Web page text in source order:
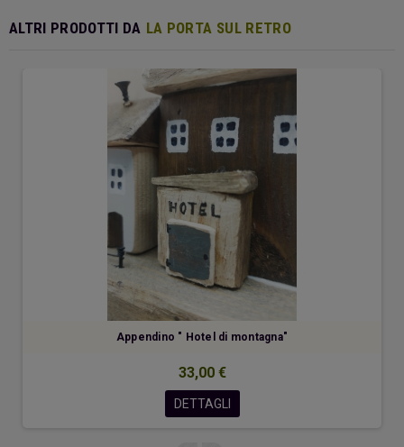
ALTRI PRODOTTI DA LA PORTA SUL RETRO
Appendino " Hotel di montagna"
33,00 €
DETTAGLI